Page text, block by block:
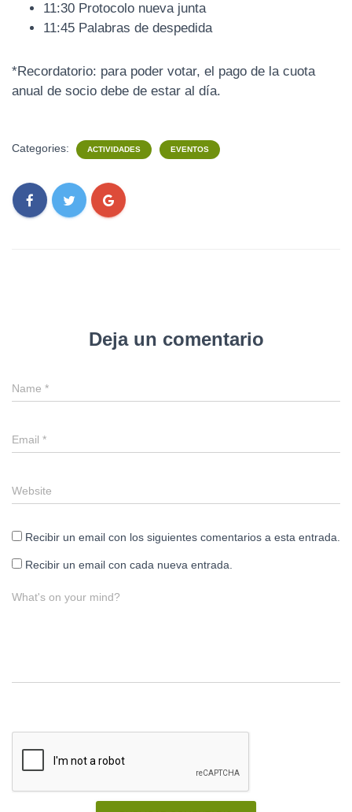
11:30 Protocolo nueva junta
11:45 Palabras de despedida
*Recordatorio: para poder votar, el pago de la cuota
anual de socio debe de estar al día.
Categories: ACTIVIDADES EVENTOS
Deja un comentario
Name *
Email *
Website
Recibir un email con los siguientes comentarios a esta entrada.
Recibir un email con cada nueva entrada.
What's on your mind?